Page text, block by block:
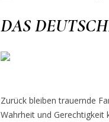
DAS
Zurück bleiben trauernde
Wahrheit und Gerechtigkeit